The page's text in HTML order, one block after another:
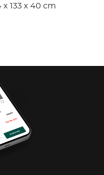
133 x 40 cm